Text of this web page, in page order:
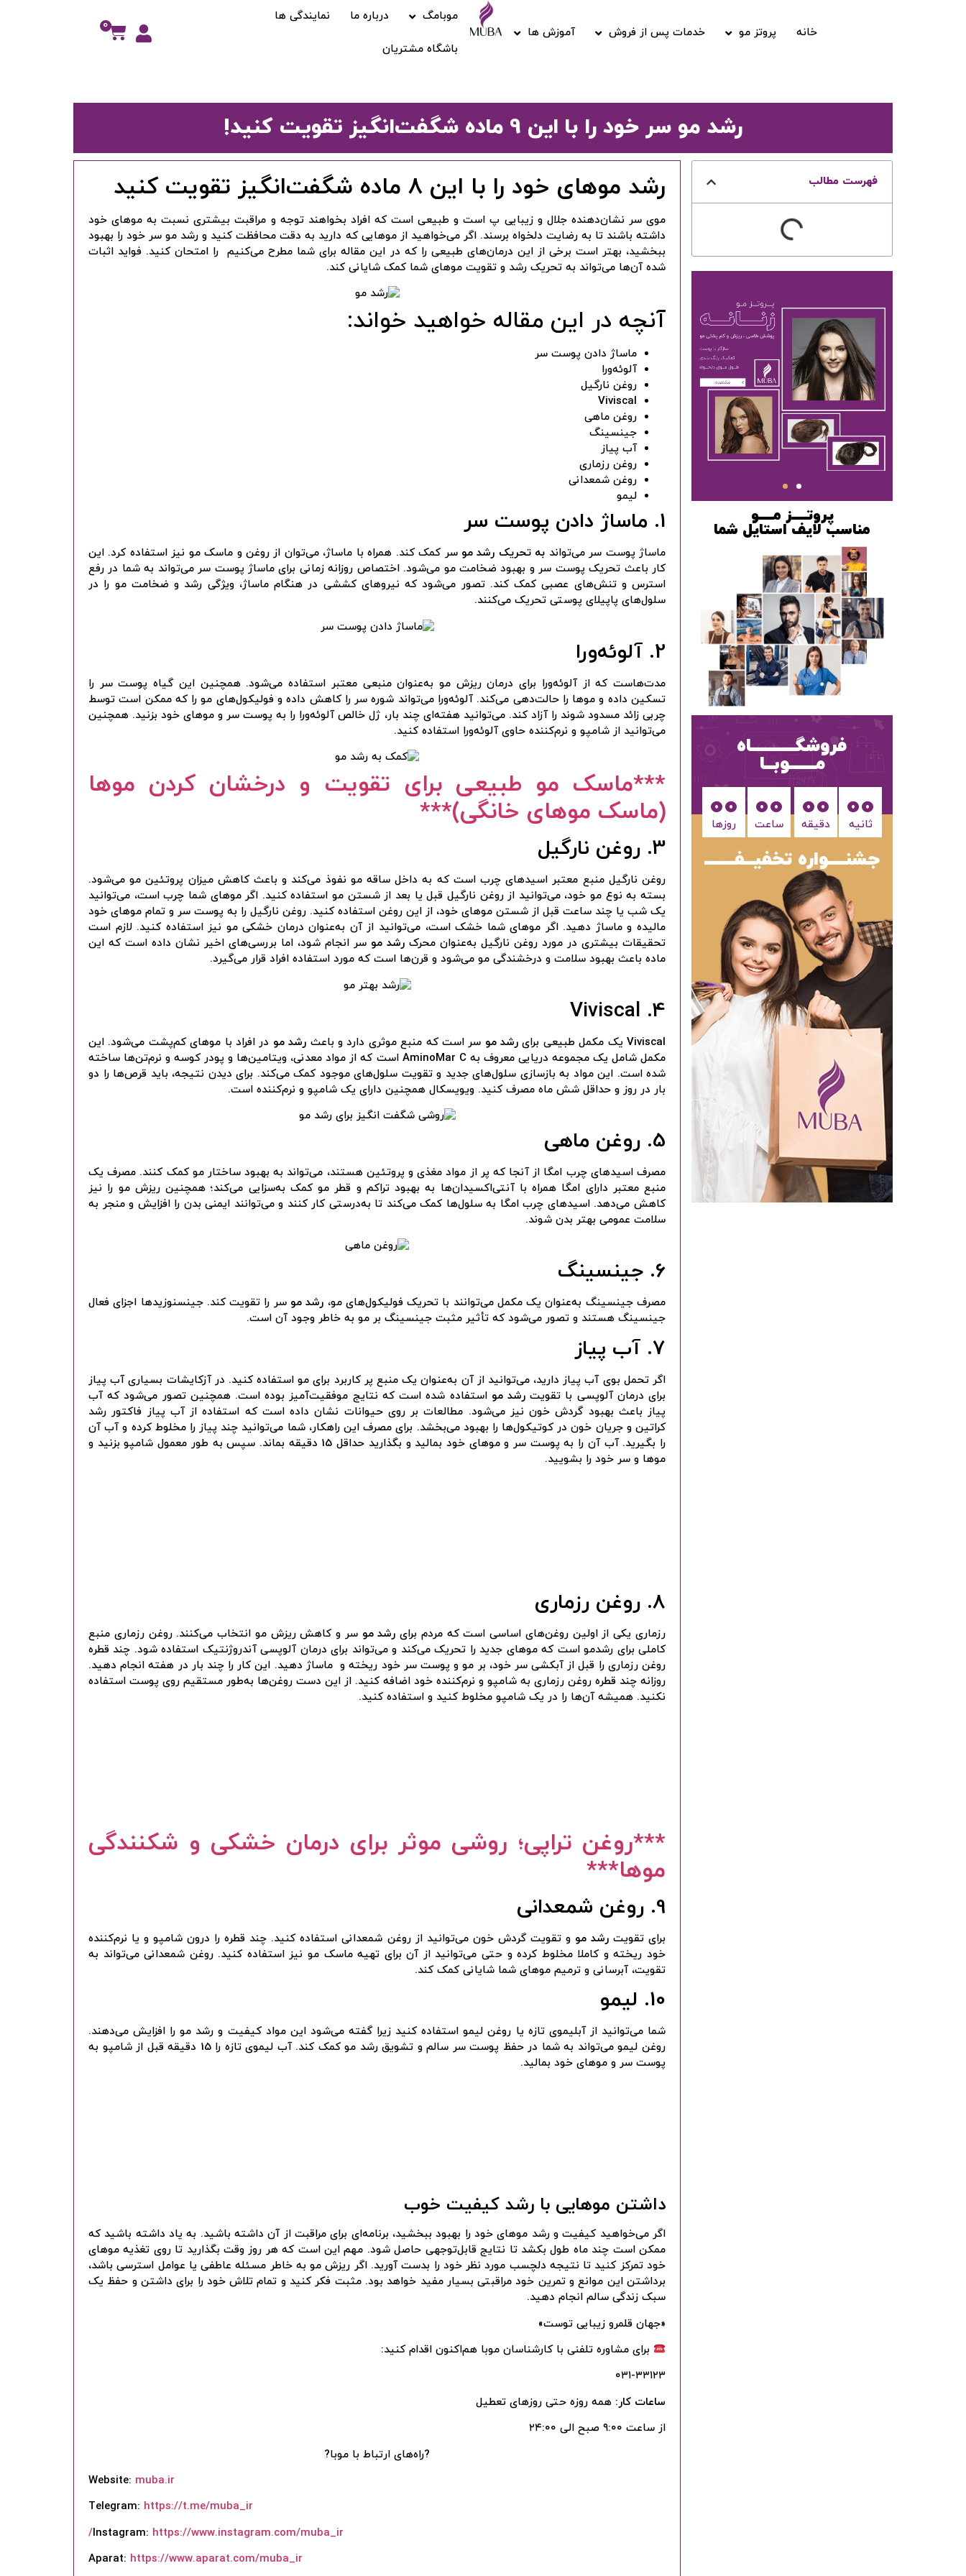
خانه پروتز مو خدمات پس از فروش آموزش ها
موبامگ درباره ما نمایندگی ها
باشگاه مشتریان
0
رشد مو سر خود را با این 9 ماده شگفت‌انگیز تقویت کنید!
فهرست مطالب
پروتــــز مــــو
مناسب لایف استایل شما
فروشگــــــــــاه
مــــــوبــا
00
روزها
00
ساعت‌
00
دقیقه
00
ثانیه
جشنــــواره تخفیــفـــــــ
رشد موهای خود را با این 8 ماده شگفت‌انگیز تقویت کنید
موی سر نشان‌دهنده جلال و زیبایی پ است و طبیعی است که افراد بخواهند توجه و مراقبت بیشتری نسبت به موهای خود
داشته‌ باشند تا به رضایت دلخواه برسند. اگر می‌خواهید از موهایی که دارید به دقت محافظت کنید و رشد مو سر خود را بهبود
ببخشید، بهتر است برخی از این درمان‌های طبیعی را که در این مقاله برای شما مطرح می‌کنیم را امتحان کنید. فواید اثبات
شده آن‌ها می‌تواند به تحریک رشد و تقویت موهای شما کمک شایانی کند.
آنچه در این مقاله خواهید خواند:
ماساژ دادن پوست سر
آلوئه‌ورا
روغن نارگیل
Viviscal
روغن ماهی
جینسینگ
آب پیاز
روغن رزماری
روغن شمعدانی
لیمو
1. ماساژ دادن پوست سر
ماساژ پوست سر می‌تواند به تحریک رشد مو سر کمک کند. همراه با ماساژ، می‌توان از روغن و ماسک مو نیز استفاده کرد. این
کار باعث تحریک پوست سر و بهبود ضخامت مو می‌شود. اختصاص روزانه زمانی برای ماساژ پوست سر می‌تواند به شما در رفع
استرس و تنش‌های عصبی کمک کند. تصور می‌شود که نیروهای کششی در هنگام ماساژ، ویژگی رشد و ضخامت مو را در
سلول‌های پاپیلای پوستی تحریک می‌کنند.
2. آلوئه‌ورا
مدت‌هاست که از آلوئه‌ورا برای درمان ریزش مو به‌عنوان منبعی معتبر استفاده می‌شود. همچنین این گیاه پوست سر را
تسکین داده و موها را حالت‌دهی می‌کند. آلوئه‌ورا می‌تواند شوره سر را کاهش داده و فولیکول‌های مو را که ممکن است توسط
چربی زائد مسدود شوند را آزاد کند. می‌توانید هفته‌ای چند بار، ژل خالص آلوئه‌ورا را به پوست سر و موهای خود بزنید. همچنین
می‌توانید از شامپو و نرم‌کننده حاوی آلوئه‌ورا استفاده کنید.
***ماسک‌ مو طبیعی برای تقویت و درخشان کردن موها
(ماسک موهای خانگی)***
3. روغن نارگیل
روغن نارگیل منبع معتبر اسیدهای چرب است که به داخل ساقه مو نفوذ می‌کند و باعث کاهش میزان پروتئین مو می‌شود.
بسته به نوع مو خود، می‌توانید از روغن نارگیل قبل یا بعد از شستن مو استفاده کنید. اگر موهای شما چرب است، می‌توانید
یک شب یا چند ساعت قبل از شستن موهای خود، از این روغن استفاده کنید. روغن نارگیل را به پوست سر و تمام موهای خود
مالیده و ماساژ دهید. اگر موهای شما خشک است، می‌توانید از آن به‌عنوان درمان خشکی مو نیز استفاده کنید. لازم است
تحقیقات بیشتری در مورد روغن نارگیل به‌عنوان محرک رشد مو سر انجام شود، اما بررسی‌های اخیر نشان داده است که این
ماده باعث بهبود سلامت و درخشندگی مو می‌شود و قرن‌ها است که مورد استفاده افراد قرار می‌گیرد.
4. Viviscal
Viviscal یک مکمل طبیعی برای رشد مو سر است که منبع موثری دارد و باعث رشد مو در افراد با موهای کم‌پشت می‌شود. این
مکمل شامل یک مجموعه دریایی معروف به AminoMar C است که از مواد معدنی، ویتامین‌ها و پودر کوسه و نرم‌تن‌ها ساخته
شده است. این مواد به بازسازی سلول‌های جدید و تقویت سلول‌های موجود کمک می‌کند. برای دیدن نتیجه، باید قرص‌ها را دو
بار در روز و حداقل شش ماه مصرف کنید. ویویسکال همچنین دارای یک شامپو و نرم‌کننده است.
5. روغن ماهی
مصرف اسیدهای چرب امگا از آنجا که پر از مواد مغذی و پروتئین هستند، می‌تواند به بهبود ساختار مو کمک کنند. مصرف یک
منبع معتبر دارای امگا همراه با آنتی‌اکسیدان‌ها به بهبود تراکم و قطر مو کمک به‌سزایی می‌کند؛ همچنین ریزش مو را نیز
کاهش می‌دهد. اسیدهای چرب امگا به سلول‌ها کمک می‌کند تا به‌درستی کار کنند و می‌توانند ایمنی بدن را افزایش و منجر به
سلامت عمومی بهتر بدن شوند.
6. جینسینگ
مصرف جینسینگ به‌عنوان یک مکمل می‌توانند با تحریک فولیکول‌های مو، رشد مو سر را تقویت کند. جینسنوزیدها اجزای فعال
جینسینگ هستند و تصور می‌شود که تأثیر مثبت جینسینگ بر مو به خاطر وجود آن است.
7. آب پیاز
اگر تحمل بوی آب پیاز دارید، می‌توانید از آن به‌عنوان یک منبع پر کاربرد برای مو استفاده کنید. در آزکایشات بسیاری آب پیاز
برای درمان آلوپسی با تقویترشد مو استفاده شده است که نتایج موفقیت‌آمیز بوده است. همچنین تصور می‌شود که آب
پیاز باعث بهبود گردش خون نیز می‌شود. مطالعات بر روی حیوانات نشان داده است که استفاده از آب پیاز فاکتور رشد
کراتین و جریان خون در کوتیکول‌ها را بهبود می‌بخشد. برای مصرف این راهکار، شما می‌توانید چند پیاز را مخلوط کرده و آب آن
را بگیرید. آب آن را به پوست سر و موهای خود بمالید و بگذارید حداقل 15 دقیقه بماند. سپس به طور معمول شامپو بزنید و
موها و سر خود را بشویید.
8. روغن رزماری
رزماری یکی از اولین روغن‌های اساسی است که مردم برای رشد مو سر و کاهش ریزش مو انتخاب می‌کنند. روغن رزماری منبع
کاملی برای رشدمو است که موهای جدید را تحریک می‌کند و می‌تواند برای درمان آلوپسی آندروژنتیک استفاده شود. چند قطره
روغن رزماری را قبل از آبکشی سر خود، بر مو و پوست سر خود ریخته و ماساژ دهید. این کار را چند بار در هفته انجام دهید.
روزانه چند قطره روغن رزماری به شامپو و نرم‌کننده خود اضافه کنید. از این دست روغن‌ها به‌طور مستقیم روی پوست استفاده
نکنید. همیشه آن‌ها را در یک شامپو مخلوط کنید و استفاده کنید.
***روغن تراپی؛ روشی موثر برای درمان خشکی و شکنندگی
موها***
9. روغن شمعدانی
برای تقویترشد مو و تقویت گردش خون می‌توانید از روغن شمعدانی استفاده کنید. چند قطره را درون شامپو و یا نرم‌کننده
خود ریخته و کاملا مخلوط کرده و حتی می‌توانید از آن برای تهیه ماسک مو نیز استفاده کنید. روغن شمعدانی می‌تواند به
تقویت، آبرسانی و ترمیم موهای شما شایانی کمک کند.
10. لیمو
شما می‌توانید از آبلیموی تازه یا روغن لیمو استفاده کنید زیرا گفته می‌شود این مواد کیفیت و رشد مو را افزایش می‌دهند.
روغن لیمو می‌تواند به شما در حفظ پوست سر سالم و تشویق رشد مو کمک کند. آب لیموی تازه را 15 دقیقه قبل از شامپو به
پوست سر و موهای خود بمالید.
داشتن موهایی با رشد کیفیت خوب
اگر می‌خواهید کیفیت و رشد موهای خود را بهبود ببخشید، برنامه‌ای برای مراقبت از آن داشته باشید. به یاد داشته باشید که
ممکن است چند ماه طول بکشد تا نتایج قابل‌توجهی حاصل شود. مهم این است که هر روز وقت بگذارید تا روی تغذیه موهای
خود تمرکز کنید تا نتیجه دلچسب مورد نظر خود را بدست آورید. اگر ریزش مو به خاطر مسئله عاطفی یا عوامل استرسی باشد،
برداشتن این موانع و تمرین خود مراقبتی بسیار مفید خواهد بود. مثبت فکر کنید و تمام تلاش خود را برای داشتن و حفظ یک
سبک زندگی سالم انجام دهید.
«جهان قلمرو زیبایی توست»
برای مشاوره تلفنی با کارشناسان موبا هم‌اکنون اقدام کنید:
۰۳۱-۳۳۱۲۳
ساعات کار: همه روزه حتی روزهای تعطیل
از ساعت ۹:۰۰ صبح الی ۲۴:۰۰
?راه‌های ارتباط با موبا?
Website: muba.ir
Telegram: https://t.me/muba_ir
Instagram: https://www.instagram.com/muba_ir/
Aparat: https://www.aparat.com/muba_ir
ادامه دهید
آیا هنوز عضو نشده اید؟ اکنون ثبت نام کنید